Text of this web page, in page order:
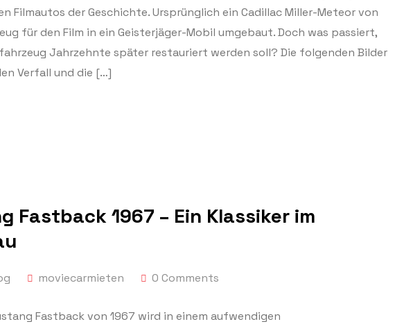
Filmautos der Geschichte. Ursprünglich ein Cadillac Miller-Meteor von
für den Film in ein Geisterjäger-Mobil umgebaut. Doch was passiert,
Jahrzehnte später restauriert werden soll? Die folgenden Bilder
Verfall und die […]
Fastback 1967 – Ein Klassiker im
moviecarmieten 0 Comments
Fastback von 1967 wird in einem aufwendigen